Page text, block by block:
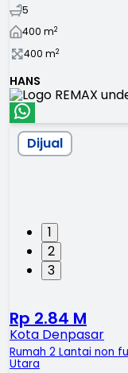
5
400 m2
400 m2
HANS
1
2
3
Dijual
Rp 2.84 M
Kota Denpasar
Rumah 2 Lantai non
Utara